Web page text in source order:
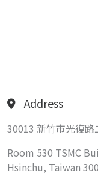
Address
30013 新竹市光復
Room 530 TSMC
Hsinchu, Taiwan